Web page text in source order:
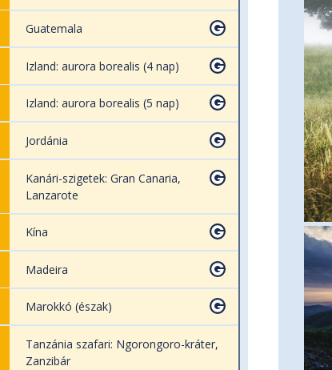
Guatemala
Izland: aurora borealis (4 nap)
Izland: aurora borealis (5 nap)
Jordánia
Kanári-szigetek: Gran Canaria,
Lanzarote
Kína
Madeira
Marokkó (észak)
Tanzánia szafari: Ngorongoro-kráter,
Zanzibár